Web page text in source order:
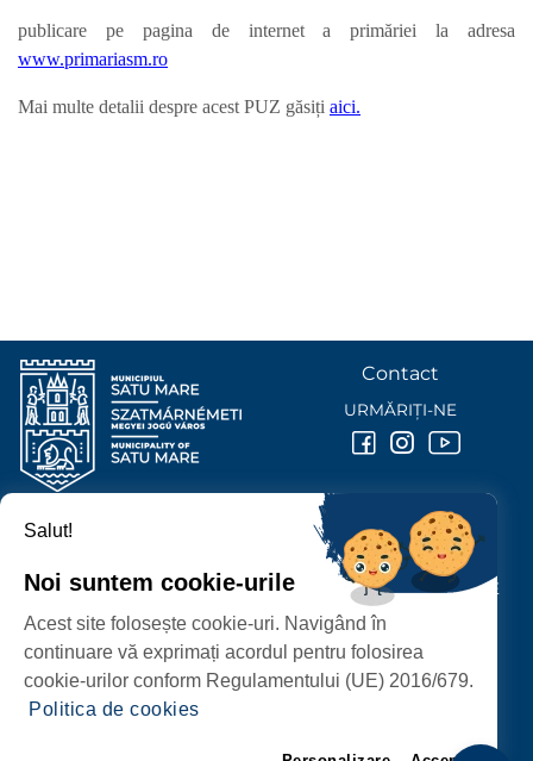
publicare pe pagina de internet a primăriei la adresa
www.primariasm.ro
Mai multe detalii despre acest PUZ găsiți aici.
PROTECȚIA DATELOR PERSONALE
PRIMĂRIA MUNICIPIULUI
P-ȚA 25 OCTOMBRIE, NR. 1 CORP M, 440026 SATU MARE
Contact
URMĂRIȚI-NE
Salut!
Noi suntem cookie-urile
Acest site folosește cookie-uri. Navigând în
continuare vă exprimați acordul pentru folosirea
cookie-urilor conform Regulamentului (UE) 2016/679.
Politica de cookies